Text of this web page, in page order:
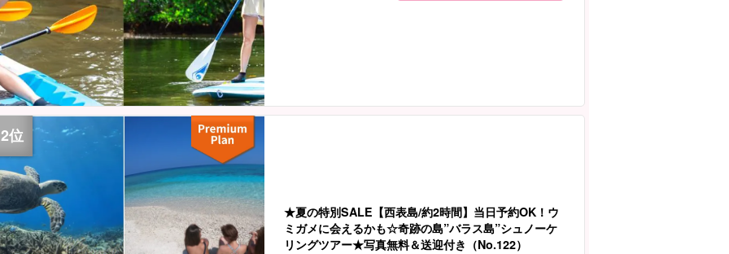
★夏の特別SALE【西表島/約2時間】当日予約OK！ウ
ミガメに会えるかも☆奇跡の島”バラス島”シュノーケ
リングツアー★写真無料＆送迎付き（No.122）